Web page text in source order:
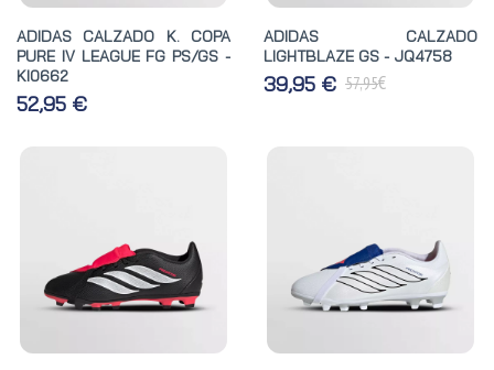
ADIDAS CALZADO K. COPA
PURE IV LEAGUE FG PS/GS -
KI0662
52,95 €
ADIDAS CALZADO
LIGHTBLAZE GS - JQ4758
39,95 € 57,95€